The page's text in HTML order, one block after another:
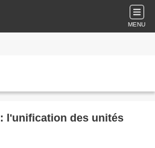
MENU
l'unification des unités